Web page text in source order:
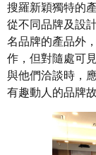
搜羅新穎獨特的
從不同品牌及設
名品牌的產品外
作，但對隨處可
與他們洽談時，
有趣動人的品牌